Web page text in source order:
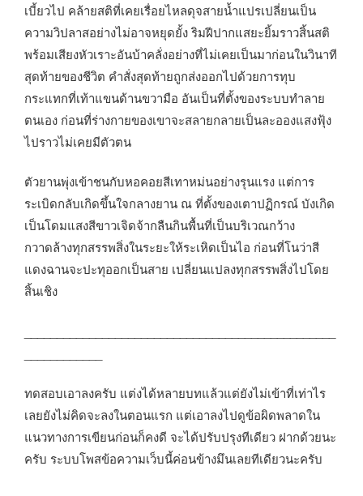
เบี้ยวไป คล้ายสติที่เคยเรื่อยไหลดุจสายน้ำแปรเปลี่ยนเป็น
ความวิปลาสอย่างไม่อาจหยุดยั้ง ริมฝีปากแสยะยิ้มราวสิ้นสติ
พร้อมเสียงหัวเราะอันบ้าคลั่งอย่างที่ไม่เคยเป็นมาก่อนในวินาที
สุดท้ายของชีวิต คำสั่งสุดท้ายถูกส่งออกไปด้วยการทุบ
กระแทกที่เท้าแขนด้านขวามือ อันเป็นที่ตั้งของระบบทำลาย
ตนเอง ก่อนที่ร่างกายของเขาจะสลายกลายเป็นละอองแสงฟุ้ง
ไปราวไม่เคยมีตัวตน
ตัวยานพุ่งเข้าชนกับหอคอยสีเทาหม่นอย่างรุนแรง แต่การ
ระเบิดกลับเกิดขึ้นใจกลางยาน ณ ที่ตั้งของเตาปฏิกรณ์ บังเกิด
เป็นโดมแสงสีขาวเจิดจ้ากลืนกินพื้นที่เป็นบริเวณกว้าง
กวาดล้างทุกสรรพสิ่งในระยะให้ระเหิดเป็นไอ ก่อนที่โนว่าสี
แดงฉานจะปะทุออกเป็นสาย เปลี่ยนแปลงทุกสรรพสิ่งไปโดย
สิ้นเชิง
ทดสอบเอาลงครับ แต่งได้หลายบทแล้วแต่ยังไม่เข้าที่เท่าไร
เลยยังไม่คิดจะลงในตอนแรก แต่เอาลงไปดูข้อผิดพลาดใน
แนวทางการเขียนก่อนก็คงดี จะได้ปรับปรุงทีเดียว ฝากด้วยนะ
ครับ ระบบโพสข้อความเว็บนี้ค่อนข้างมึนเลยทีเดียวนะครับ